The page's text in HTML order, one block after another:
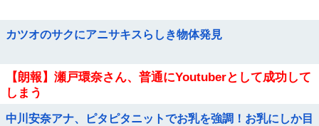
カツオのサクにアニサキスらしき物体発見
【朗報】瀬戸環奈さん、普通にYoutuberとして成功して
しまう
中川安奈アナ、ピタピタニットでお乳を強調！お乳にしか目